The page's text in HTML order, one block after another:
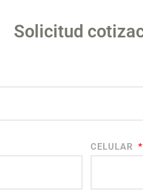
Solicitud
CELULAR